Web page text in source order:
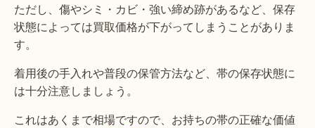
ただし、傷やシミ・カビ・強い締め跡があるなど、保存
状態によっては買取価格が下がってしまうことがありま
す。
着用後の手入れや普段の保管方法など、帯の保存状態に
は十分注意しましょう。
これはあくまで相場ですので、お持ちの帯の正確な価値